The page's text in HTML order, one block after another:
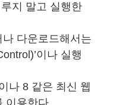
지 말고 실행한
다운로드해서는
이나 실행
나 8 같은 최신 웹
이용한다.